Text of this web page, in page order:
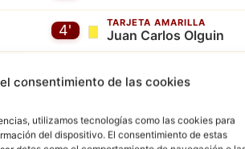
consentimiento de las cookies
utilizamos tecnologías como las cookies para
del dispositivo. El consentimiento de estas
4' TARJETA AMARILLA
Juan Carlos Olguin
Dubber Centellas